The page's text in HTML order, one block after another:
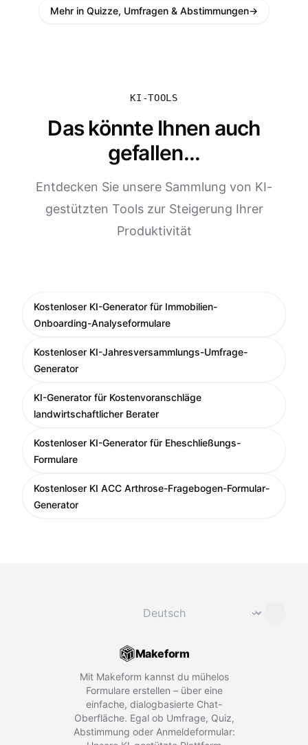
Mehr in Quizze, Umfragen & Abstimmungen→
KI-TOOLS
Das könnte Ihnen auch
gefallen...
Entdecken Sie unsere Sammlung von KI-
gestützten Tools zur Steigerung Ihrer
Produktivität
Kostenloser KI-Generator für Immobilien-
Onboarding-Analyseformulare
Kostenloser KI-Jahresversammlungs-Umfrage-
Generator
KI-Generator für Kostenvoranschläge
landwirtschaftlicher Berater
Kostenloser KI-Generator für Eheschließungs-
Formulare
Kostenloser KI ACC Arthrose-Fragebogen-Formular-
Generator
⌄
Makeform
Mit Makeform kannst du mühelos
Formulare erstellen – über eine
einfache, dialogbasierte Chat-
Oberfläche. Egal ob Umfrage, Quiz,
Abstimmung oder Anmeldeformular: